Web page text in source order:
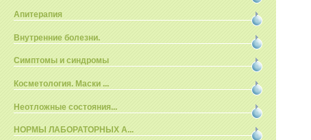
Апитерапия
Внутренние болезни.
Симптомы и синдромы
Косметология. Маски ...
Неотложные состояния...
НОРМЫ ЛАБОРАТОРНЫХ А...